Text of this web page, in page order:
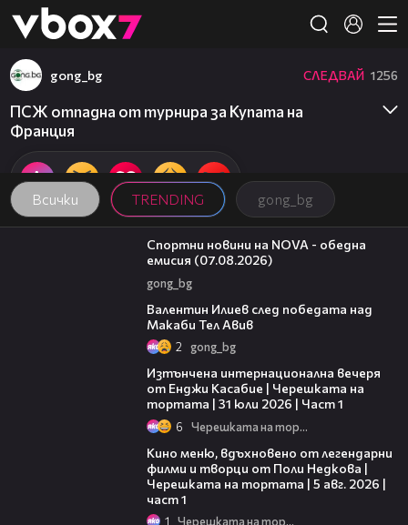
👾
Всички TRENDING gong_bg
gong_bg СЛЕДВАЙ 1256
ПСЖ отпадна от турнира за Купата на
Франция
04:03
Спортни новини на NOVA - обедна
емисия (07.08.2026)
gong_bg
Валентин Илиев след победата над
Макаби Тел Авив
2 gong_bg
Изтънчена интернационална вечеря
от Енджи Касабие | Черешката на
тортата | 31 юли 2026 | Част 1
6 Черешката на тортата
Кино меню, вдъхновено от легендарни
филми и творци от Поли Недкова |
Черешката на тортата | 5 авг. 2026 |
част 1
1 Черешката на тортата